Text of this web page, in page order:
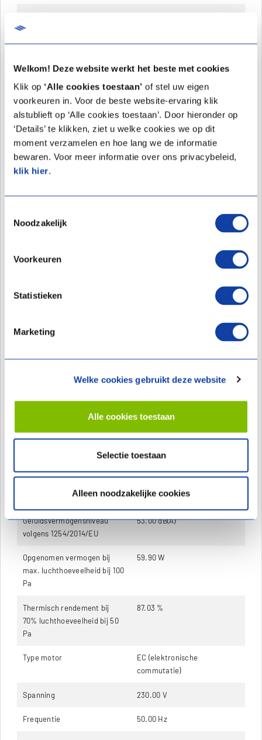
Welkom! Deze website werkt het beste met cookies
Klik op ‘Alle cookies toestaan’ of stel uw eigen
voorkeuren in. Voor de beste website-ervaring klik
alstublieft op ‘Alle cookies toestaan’. Door hieronder op
‘Details’ te klikken, ziet u welke cookies we op dit
moment verzamelen en hoe lang we de informatie
bewaren. Voor meer informatie over ons privacybeleid,
klik hier.
Noodzakelijk
Voorkeuren
Statistieken
Marketing
Welke cookies gebruikt deze website
Alle cookies toestaan
Selectie toestaan
Alleen noodzakelijke cookies
Materiaal behuizing Kunststof
Kwaliteitsklasse materiaal
behuizing
Geëxpandeerd polypropyleen
(EPP)
Materiaal warmtewisselaar Kunststof
Ja
Geschikt voor
Max. luchthoeveelheid bij 100
volgens 1254/2014/EU
Geluidsvermogensniveau
volgens 1254/2014/EU
53.00 dB(A)
Opgenomen vermogen bij
max. luchthoeveelheid bij 100
Pa
59.90 W
Thermisch rendement bij
70% luchthoeveelheid bij 50
Pa
87.03 %
Type motor
EC (elektronische
commutatie)
Spanning 230.00 V
Frequentie 50.00 Hz